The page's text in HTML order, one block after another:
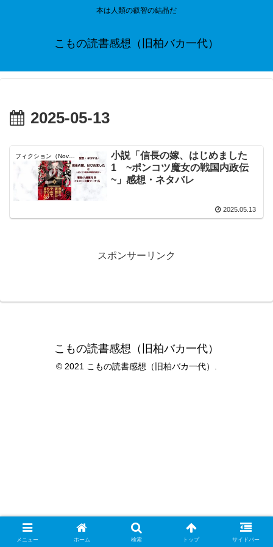
本は人類の叡智の結晶だ
こもの読書感想（旧柏バカ一代）
2025-05-13
フィクション（Novel）
小説「信長の嫁、はじめました
1 ~ポンコツ魔女の戦国内政伝
~」感想・ネタバレ
2025.05.13
スポンサーリンク
こもの読書感想（旧柏バカ一代）
© 2021 こもの読書感想（旧柏バカ一代）.
メニュー ホーム 検索 トップ サイドバー